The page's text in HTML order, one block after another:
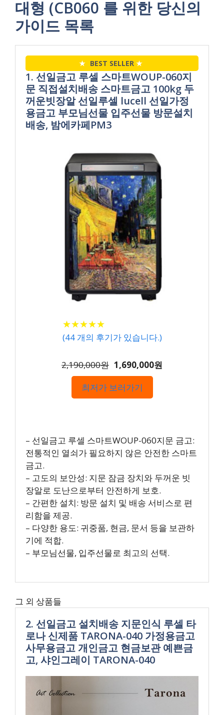
대형 (CB060 를 위한 당신의
가이드 목록
★ BEST SELLER ★
1. 선일금고 루셀 스마트WOUP-060지
문 직접설치배송 스마트금고 100kg 두
꺼운빗장알 선일루셀 lucell 선일가정
용금고 부모님선물 입주선물 방문설치
배송, 밤에카페PM3
★★★★★
★★★★★
(44개의 후기가 있습니다.)
2,190,000원 1,690,000원
최저가 보러가기
– 선일금고 루셀 스마트WOUP-060지문 금고:
전통적인 열쇠가 필요하지 않은 안전한 스마트
금고.
– 고도의 보안성: 지문 잠금 장치와 두꺼운 빗
장알로 도난으로부터 안전하게 보호.
– 간편한 설치: 방문 설치 및 배송 서비스로 편
리함을 제공.
– 다양한 용도: 귀중품, 현금, 문서 등을 보관하
기에 적합.
– 부모님선물, 입주선물로 최고의 선택.
그 외 상품들
2. 선일금고 설치배송 지문인식 루셀 타
로나 신제품 TARONA-040 가정용금고
사무용금고 개인금고 현금보관 예쁜금
고, 샤인그레이 TARONA-040